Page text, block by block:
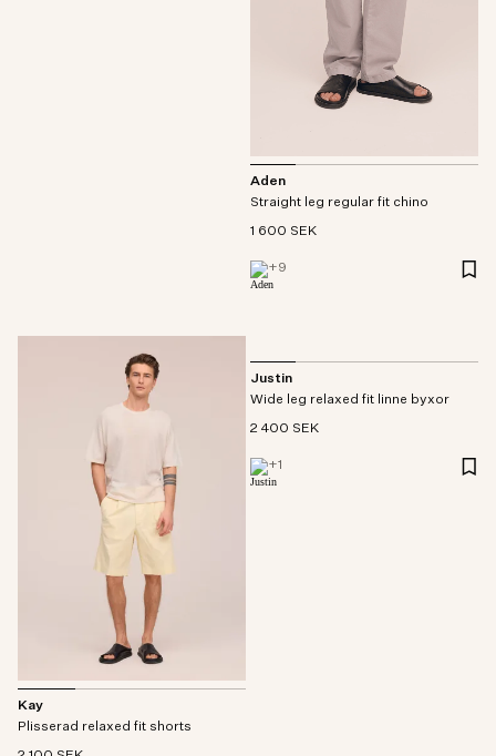
Aden
Straight leg regular fit chino
1 600 SEK
+9
Kay
Plisserad relaxed fit shorts
Justin
Wide leg relaxed fit linne byxor
2 400 SEK
+1